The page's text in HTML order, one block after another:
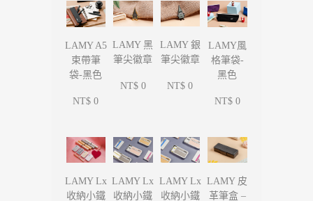
LAMY A5
束帶筆
袋-黑色
NT$ 0
LAMY 黑
筆尖徽章
NT$ 0
LAMY 銀
筆尖徽章
NT$ 0
LAMY風
格筆袋-
黑色
NT$ 0
LAMY Lx
收納小鐵
LAMY Lx
收納小鐵
LAMY Lx
收納小鐵
LAMY 皮
革筆盒 –